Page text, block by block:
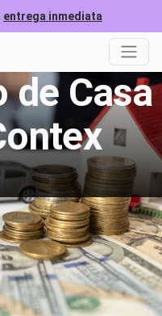
entrega inmediata
de Casa